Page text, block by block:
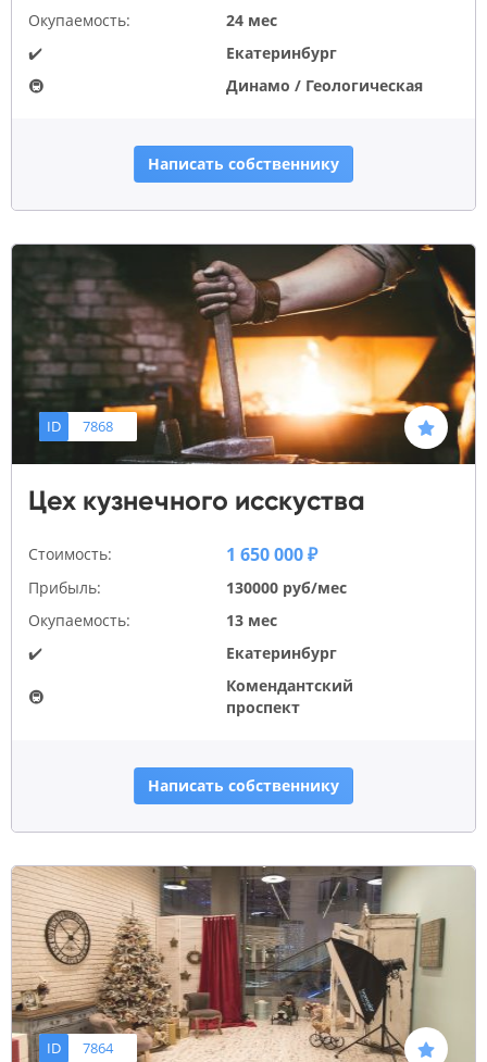
Окупаемость:
24 мес
✔️
Екатеринбург
🚇
Динамо / Геологическая
Написать собственнику
ID 7868
Цех кузнечного исскуства
Стоимость: 1 650 000 ₽
Прибыль:
130000 руб/мес
Окупаемость:
13 мес
✔️
Екатеринбург
🚇
Комендантский
проспект
Написать собственнику
ID 7864